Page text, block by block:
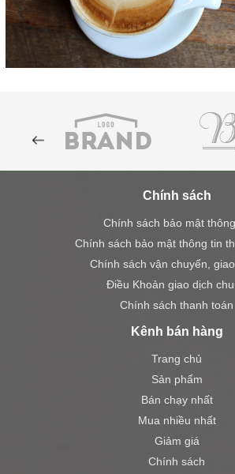
Chính sách
Chính sách bảo mật
Chính sách bảo mật thông tin
Chính sách vận chuyển,
Điều Khoản giao dịch
Chính sách thanh toán
Kênh bán hàng
Trang chủ
Sản phẩm
Bán chạy nhất
Mua nhiều nhất
Giảm giá
Chính sách